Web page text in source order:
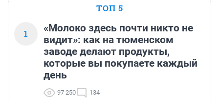
ТОП 5
1
«Молоко здесь почти никто не
видит»: как на тюменском
заводе делают продукты,
которые вы покупаете каждый
день
97 250 134